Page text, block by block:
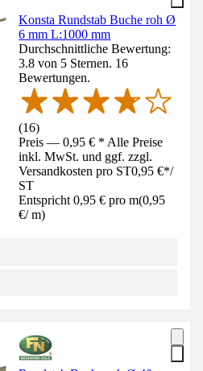
Konsta Rundstab Buche roh Ø
6 mm L:1000 mm
Durchschnittliche Bewertung:
3.8 von 5 Sternen. 16
Bewertungen.
(16)
Preis — 0,95 € * Alle Preise
inkl. MwSt. und ggf. zzgl.
Versandkosten pro ST0,95 €*/
ST
Entspricht 0,95 € pro m(0,95
€/ m)